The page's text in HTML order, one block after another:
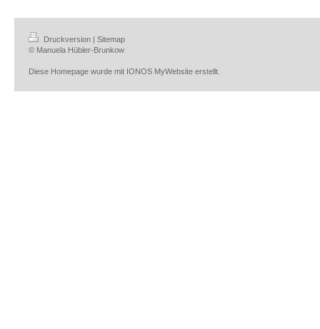
Druckversion | Sitemap
© Manuela Hübler-Brunkow
Diese Homepage wurde mit IONOS MyWebsite erstellt.